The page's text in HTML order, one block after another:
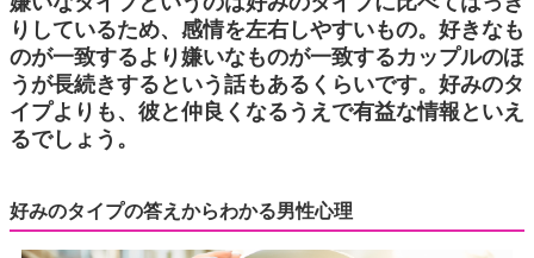
りしているため、感情を左右しやすいもの。好きなも
のが一致するより嫌いなものが一致するカップルのほ
うが長続きするという話もあるくらいです。好みのタ
イプよりも、彼と仲良くなるうえで有益な情報といえ
るでしょう。
好みのタイプの答えからわかる男性心理